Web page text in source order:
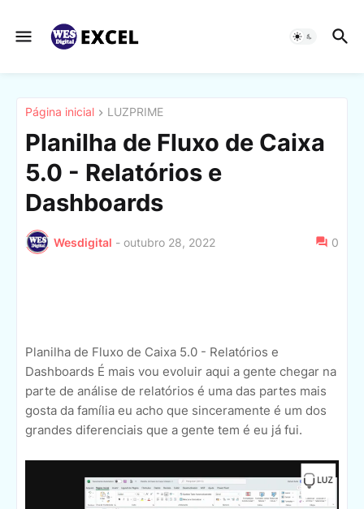
Página inicial LUZPRIME
Planilha de Fluxo de Caixa
5.0 - Relatórios e
Dashboards
Wesdigital - outubro 28, 2022 0
Planilha de Fluxo de Caixa 5.0 - Relatórios e
Dashboards É mais vou evoluir aqui a gente chegar na
parte de análise de relatórios é uma das partes mais
gosta da família eu acho que sinceramente é um dos
grandes diferenciais que a gente tem é eu já fui.